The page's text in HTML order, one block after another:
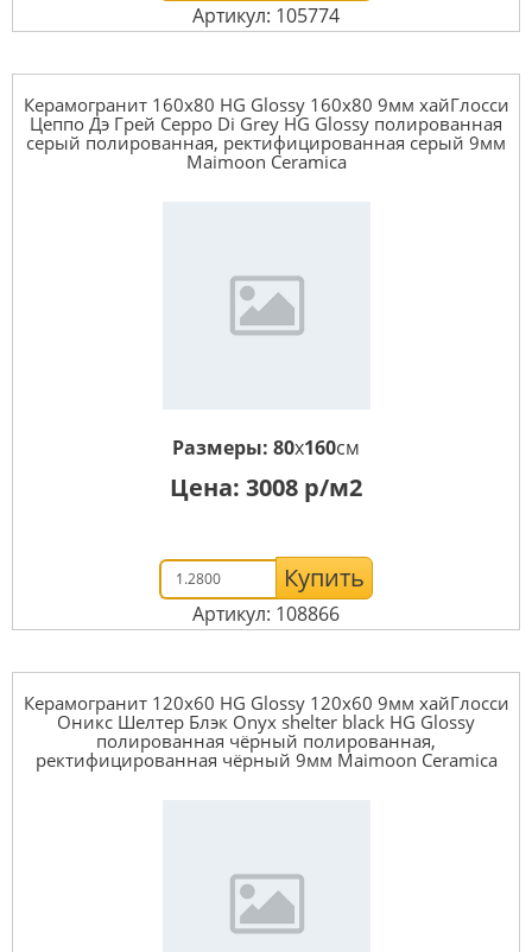
Артикул: 105774
Керамогранит 160x80 HG Glossy 160x80 9мм xайГлосси
Цеппо Дэ Грей Ceppo Di Grey HG Glossy полированная
серый полированная, ректифицированная серый 9мм
Maimoon Ceramica
Размеры: 80x160см
Цена: 3008 р/м2
Купить
Артикул: 108866
Керамогранит 120x60 HG Glossy 120x60 9мм xайГлосси
Оникс Шелтер Блэк Onyx shelter black HG Glossy
полированная чёрный полированная,
ректифицированная чёрный 9мм Maimoon Ceramica